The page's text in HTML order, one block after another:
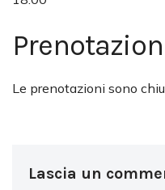
Le prenotazioni sono
Lascia un